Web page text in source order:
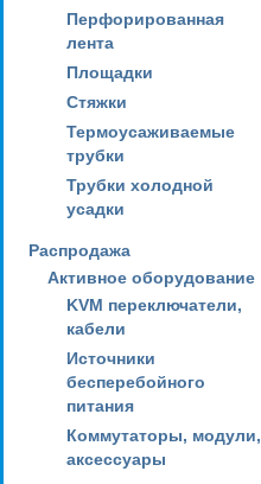
Перфорированная
лента
Площадки
Стяжки
Термоусаживаемые
трубки
Трубки холодной
усадки
Распродажа
Активное оборудование
KVM переключатели,
кабели
Источники
бесперебойного
питания
Коммутаторы, модули,
аксессуары